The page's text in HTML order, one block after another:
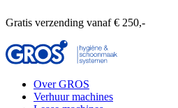
Gratis verzending vanaf € 250,-
Over GROS
Verhuur machines